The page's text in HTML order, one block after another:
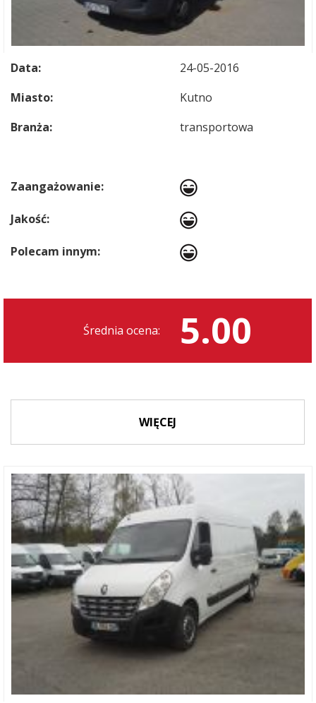
Data:
24-05-2016
Miasto:
Kutno
Branża:
transportowa
Zaangażowanie:
Jakość:
Polecam innym:
Średnia ocena: 5.00
WIĘCEJ